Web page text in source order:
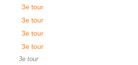
3e tour